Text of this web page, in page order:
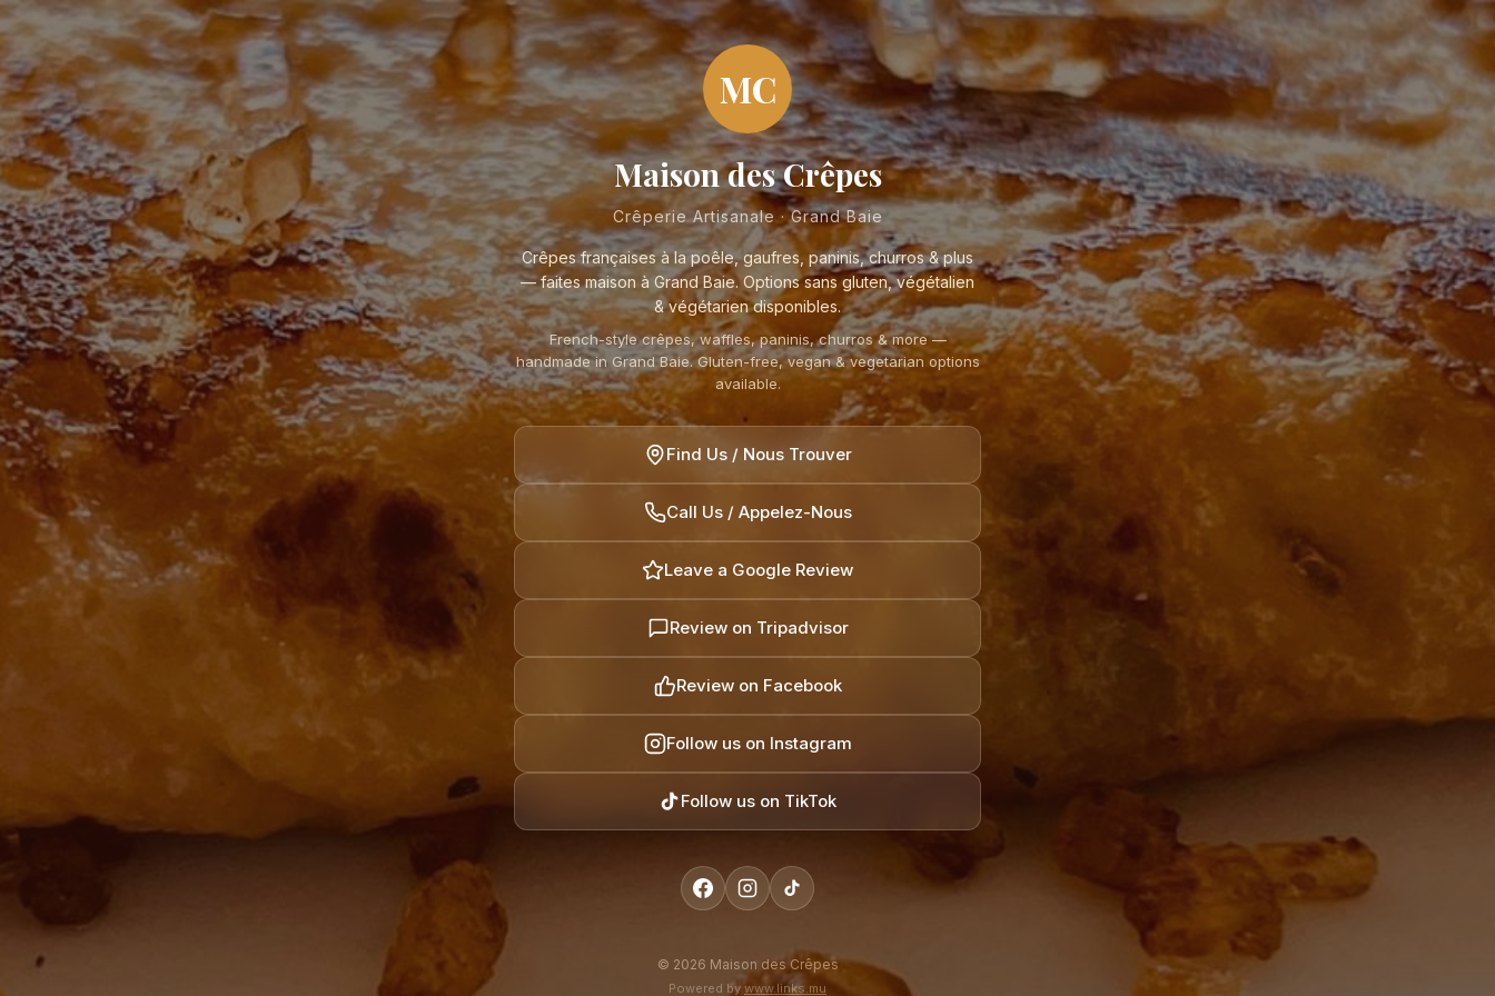
MC
Maison des Crêpes
Crêperie Artisanale · Grand Baie
Crêpes françaises à la poêle, gaufres, paninis, churros & plus
— faites maison à Grand Baie. Options sans gluten, végétalien
& végétarien disponibles.
French-style crêpes, waffles, paninis, churros & more —
handmade in Grand Baie. Gluten-free, vegan & vegetarian options
available.
Find Us / Nous Trouver
Call Us / Appelez-Nous
Leave a Google Review
Review on Tripadvisor
Review on Facebook
Follow us on Instagram
Follow us on TikTok
© 2026 Maison des Crêpes
Powered by www.links.mu